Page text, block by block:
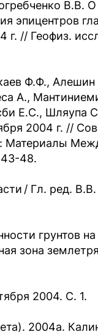
В.В.
эпицентров
г. // Геофиз.
Ф.Ф.,
А.,
Е.С., Шляупа
2004 г. //
Материалы
43-48.
/ Гл. ред.
грунтов на
зона
2004. С. 1.
2004а.